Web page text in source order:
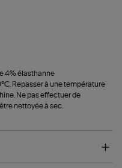
4% élasthanne
Repasser à une température
Ne pas effectuer de
nettoyée à sec.